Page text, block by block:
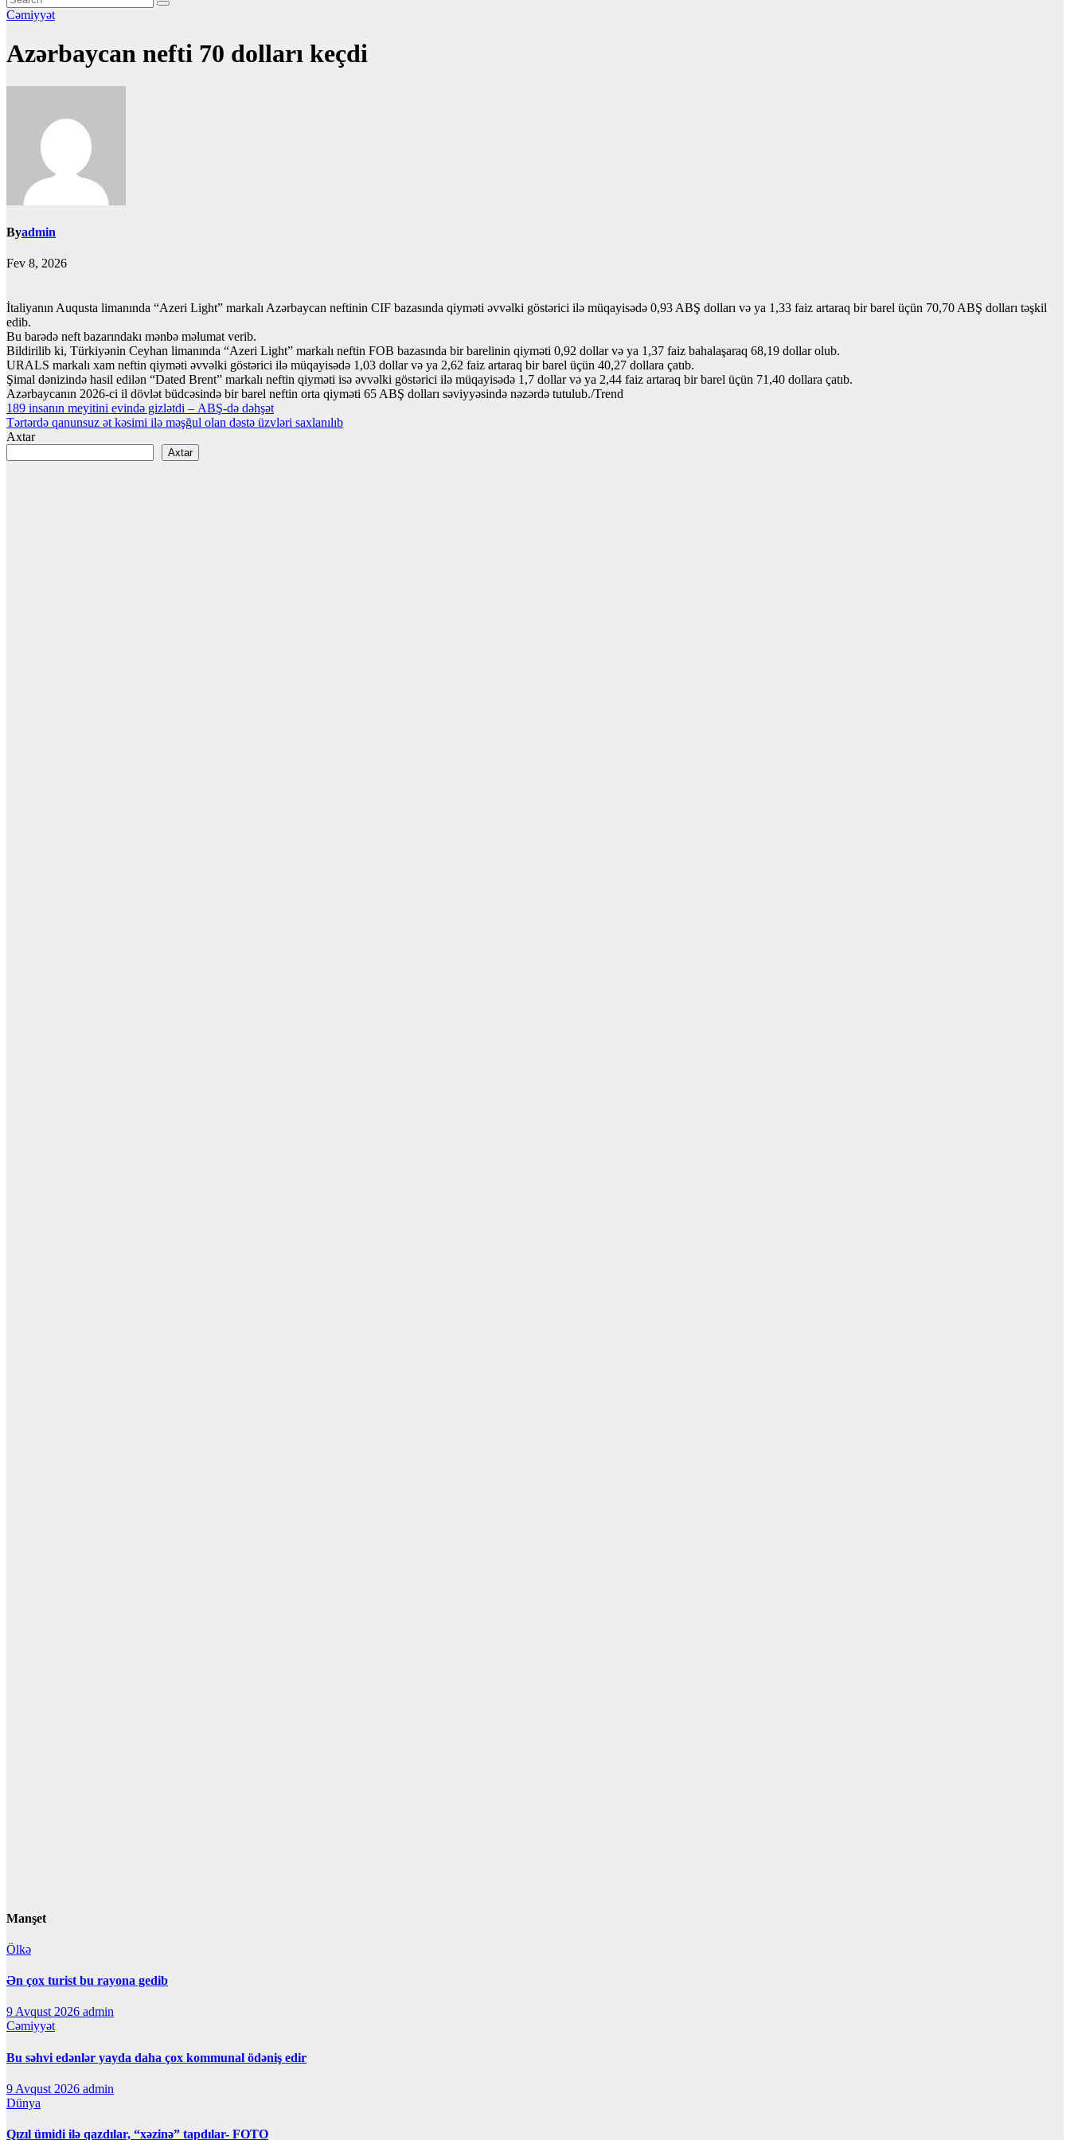
Cəmiyyət
Azərbaycan nefti 70 dolları keçdi
Byadmin
Fev 8, 2026
İtaliyanın Auqusta limanında “Azeri Light” markalı Azərbaycan neftinin CIF bazasında qiyməti əvvəlki göstərici ilə müqayisədə 0,93 ABŞ dolları və ya 1,33 faiz artaraq bir barel üçün 70,70 ABŞ dolları təşkil
edib.
Bu barədə neft bazarındakı mənbə məlumat verib.
Bildirilib ki, Türkiyənin Ceyhan limanında “Azeri Light” markalı neftin FOB bazasında bir barelinin qiyməti 0,92 dollar və ya 1,37 faiz bahalaşaraq 68,19 dollar olub.
URALS markalı xam neftin qiyməti əvvəlki göstərici ilə müqayisədə 1,03 dollar və ya 2,62 faiz artaraq bir barel üçün 40,27 dollara çatıb.
Şimal dənizində hasil edilən “Dated Brent” markalı neftin qiyməti isə əvvəlki göstərici ilə müqayisədə 1,7 dollar və ya 2,44 faiz artaraq bir barel üçün 71,40 dollara çatıb.
Azərbaycanın 2026-ci il dövlət büdcəsində bir barel neftin orta qiyməti 65 ABŞ dolları səviyyəsində nəzərdə tutulub./Trend
Yazı
naviqasiyası
189 insanın meyitini evində gizlətdi – ABŞ-də dəhşət
Tərtərdə qanunsuz ət kəsimi ilə məşğul olan dəstə üzvləri saxlanılıb
Axtar
Axtar
Manşet
Ölkə
Ən çox turist bu rayona gedib
9 Avqust 2026 admin
Cəmiyyət
Bu səhvi edənlər yayda daha çox kommunal ödəniş edir
9 Avqust 2026 admin
Dünya
Qızıl ümidi ilə qazdılar, “xəzinə” tapdılar- FOTO